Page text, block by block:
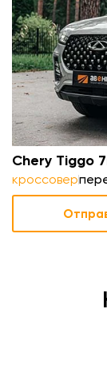
Chery Tiggo
кроссовер